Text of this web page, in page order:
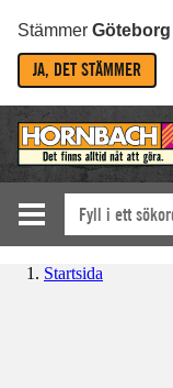
Stämmer Göteborg
JA, DET STÄMMER
Startsida